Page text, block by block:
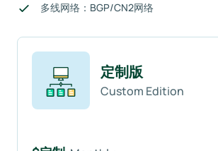
多线网络：BGP/CN2网络
定制版
Custom Edition